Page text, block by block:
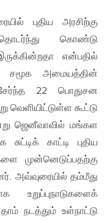
புதிய அரசிற்கு
கொண்டு
என்பதில்
சமூக அமையத்தின்
22 பொதுசன
வெளியிட்டுள்ள கூட்டு
ஜெனீவாவில் மங்கள
காட்டி புதிய
முன்னெடுப்பதற்கு
அவ்வுரையில் தம்மீது
உறுப்புநாடுகளைக்
நடத்தும் உள்நாட்டு